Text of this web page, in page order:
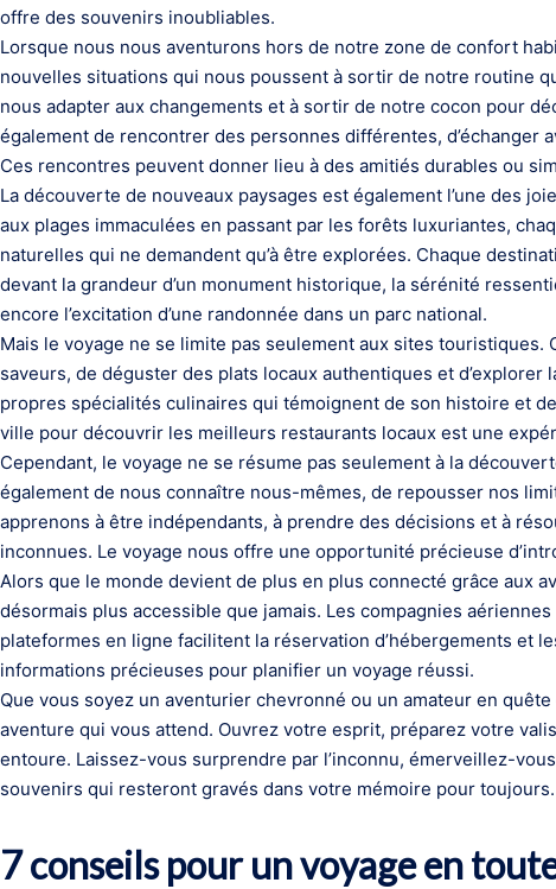
offre des souvenirs inoubliables.
Lorsque nous nous aventurons hors de notre zone de confort
nouvelles situations qui nous poussent à sortir de notre routine
nous adapter aux changements et à sortir de notre cocon pour
également de rencontrer des personnes différentes, d’échanger
Ces rencontres peuvent donner lieu à des amitiés durables ou
La découverte de nouveaux paysages est également l’une des
aux plages immaculées en passant par les forêts luxuriantes,
naturelles qui ne demandent qu’à être explorées. Chaque
devant la grandeur d’un monument historique, la sérénité
encore l’excitation d’une randonnée dans un parc national.
Mais le voyage ne se limite pas seulement aux sites touristiques.
saveurs, de déguster des plats locaux authentiques et d’explorer
propres spécialités culinaires qui témoignent de son histoire et
ville pour découvrir les meilleurs restaurants locaux est une
Cependant, le voyage ne se résume pas seulement à la
également de nous connaître nous-mêmes, de repousser nos
apprenons à être indépendants, à prendre des décisions et à
inconnues. Le voyage nous offre une opportunité précieuse
Alors que le monde devient de plus en plus connecté grâce aux
désormais plus accessible que jamais. Les compagnies
plateformes en ligne facilitent la réservation d’hébergements et
informations précieuses pour planifier un voyage réussi.
Que vous soyez un aventurier chevronné ou un amateur en
aventure qui vous attend. Ouvrez votre esprit, préparez votre
entoure. Laissez-vous surprendre par l’inconnu, émerveillez-
souvenirs qui resteront gravés dans votre mémoire pour
7 conseils pour un voyage en